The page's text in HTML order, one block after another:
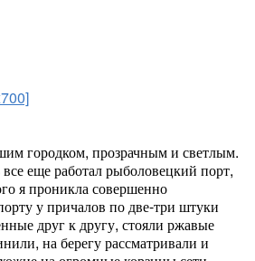
городком, прозрачным и светлым.
еще работал рыболовецкий порт,
я проникла совершенно
у причалов по две-три штуки
друг к другу, стояли ржавые
на берегу рассматривали и